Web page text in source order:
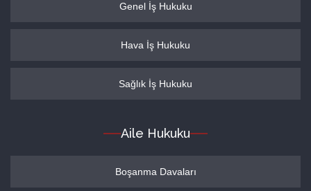
Genel İş Hukuku
Hava İş Hukuku
Sağlık İş Hukuku
Aile Hukuku
Boşanma Davaları